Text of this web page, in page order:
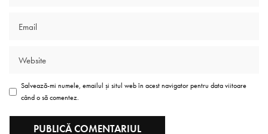
Salvează-mi numele, emailul și situl web în acest navigator pentru data viitoare
când o să comentez.